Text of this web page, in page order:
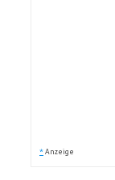
* Anzeige